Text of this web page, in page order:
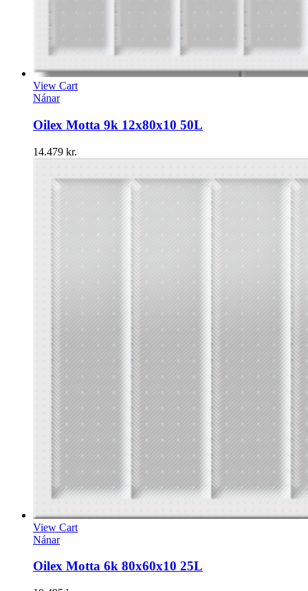
View Cart
Nánar
Oilex Motta 9k 12x80x10 50L
14.479 kr.
View Cart
Nánar
Oilex Motta 6k 80x60x10 25L